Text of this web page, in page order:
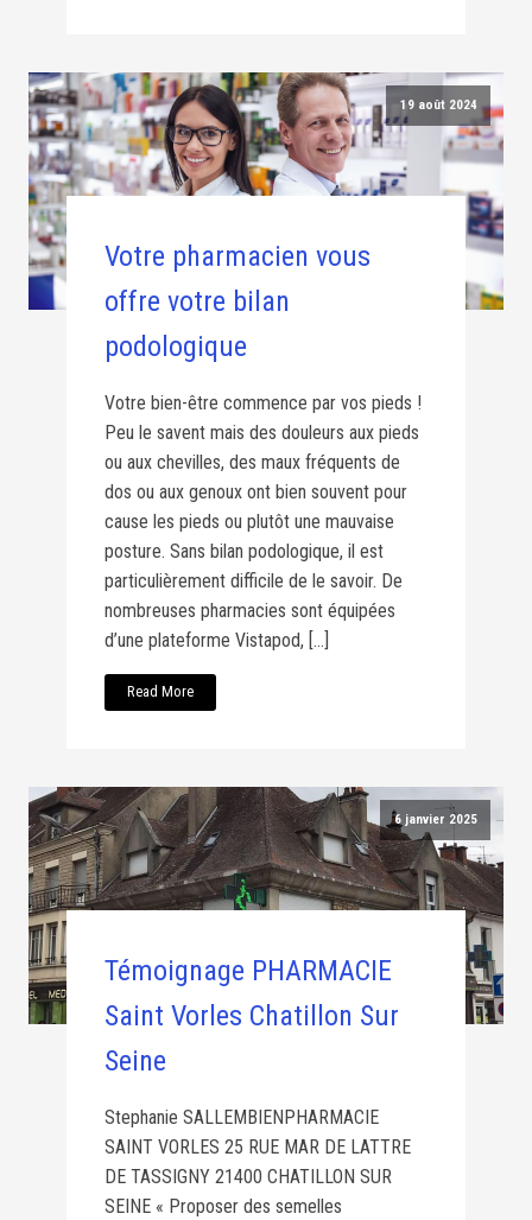
19 août 2024
Votre pharmacien vous
offre votre bilan
podologique
Votre bien-être commence par vos pieds !
Peu le savent mais des douleurs aux pieds
ou aux chevilles, des maux fréquents de
dos ou aux genoux ont bien souvent pour
cause les pieds ou plutôt une mauvaise
posture. Sans bilan podologique, il est
particulièrement difficile de le savoir. De
nombreuses pharmacies sont équipées
d’une plateforme Vistapod, […]
Read More
6 janvier 2025
Témoignage PHARMACIE
Saint Vorles Chatillon Sur
Seine
Stephanie SALLEMBIENPHARMACIE
SAINT VORLES 25 RUE MAR DE LATTRE
DE TASSIGNY 21400 CHATILLON SUR
SEINE « Proposer des semelles